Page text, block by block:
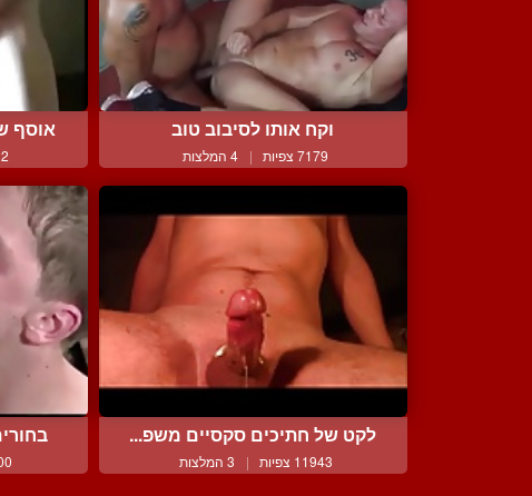
וקח אותו לסיבוב טוב
7179 צפיות | 4 המלצות
אוסף
לקט של חתיכים סקסיים משפ...
11943 צפיות | 3 המלצות